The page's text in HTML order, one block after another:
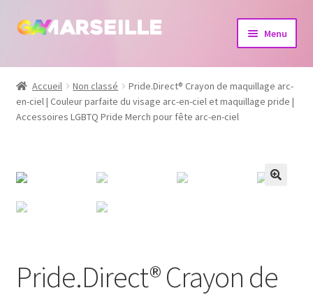
Aller
navigation
Aller
Menu
Boutique
Bijoux
Dvd
Livres
Accueil Non classé
Pride.Direct® Crayon de maquillage arc-
en-ciel | Couleur parfaite du visage arc-en-ciel et maquillage pride |
Accessoires LGBTQ Pride Merch pour fête arc-en-ciel
Pride.Direct® Crayon de